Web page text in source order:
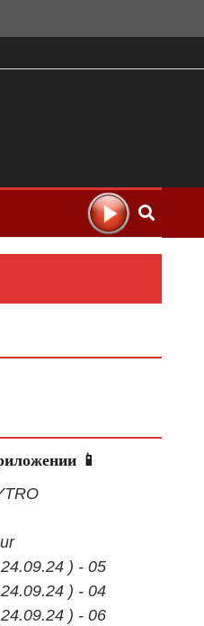
📱
) - 05
) - 04
) - 06